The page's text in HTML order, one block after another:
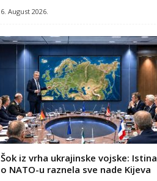
6. August 2026.
Šok iz vrha ukrajinske vojske: Istina
o NATO-u raznela sve nade Kijeva